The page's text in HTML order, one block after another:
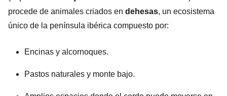
procede de animales criados en dehesas, un ecosistema
único de la península ibérica compuesto por:
Encinas y alcornoques.
Pastos naturales y monte bajo.